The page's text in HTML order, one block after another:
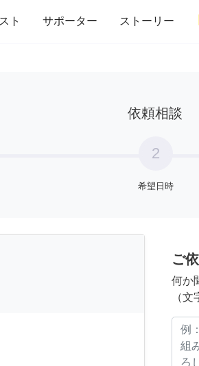
ト サポーター ストーリー
インテリア 趣味・習い事 ペ
依頼相談
2
希望日時
ご
何か
（